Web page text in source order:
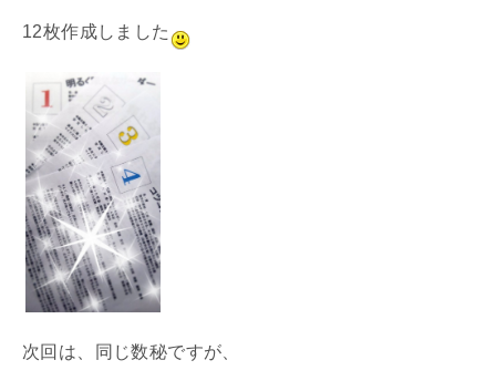
12枚作成しました
次回は、同じ数秘ですが、